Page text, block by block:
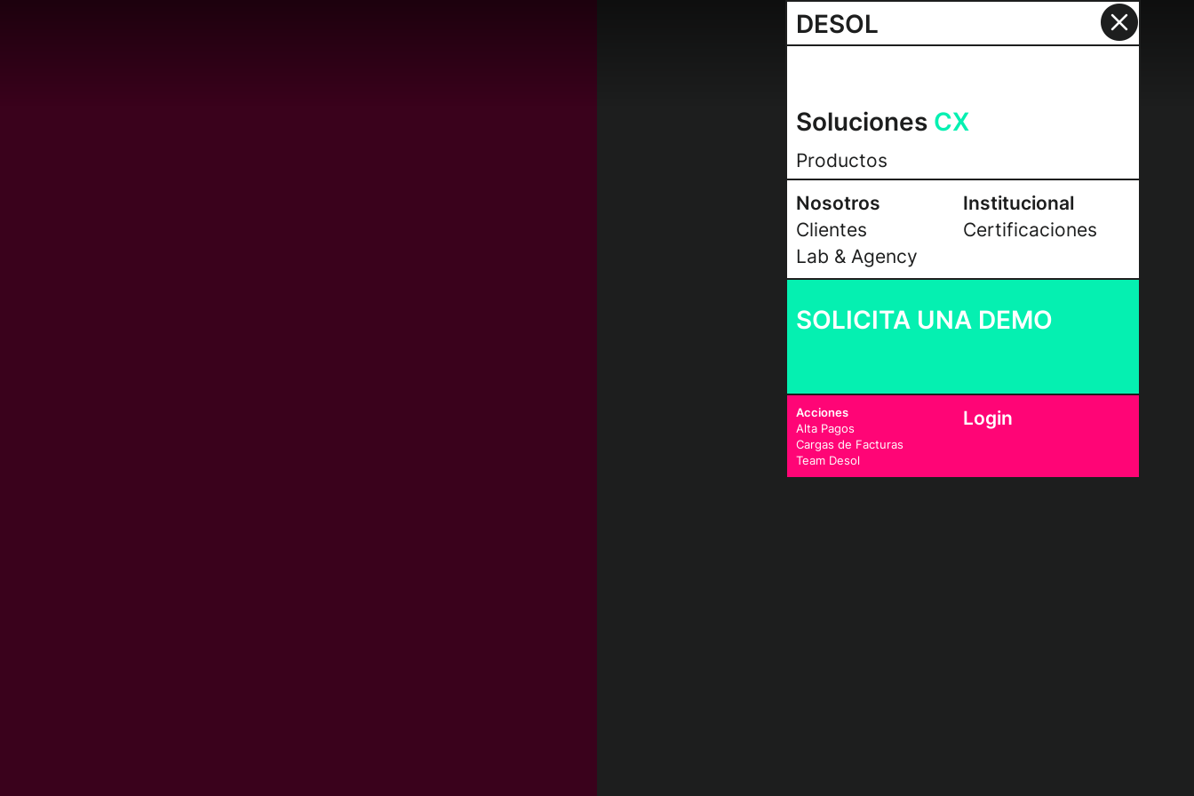
DESOL
Soluciones CX
Productos
Nosotros
Clientes
Lab & Agency
Institucional
Certificaciones
SOLICITA UNA DEMO
Acciones
Alta Pagos
Cargas de Facturas
Team Desol
Login